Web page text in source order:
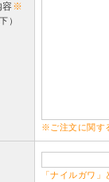
容※
）
※ご注文に関す
「ナイルガワ